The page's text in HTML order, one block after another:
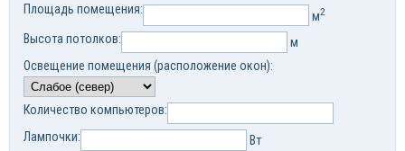
Площадь помещения:
м2
Высота потолков:
м
Освещение помещения (расположение окон):
Количество компьютеров:
Лампочки:
Вт